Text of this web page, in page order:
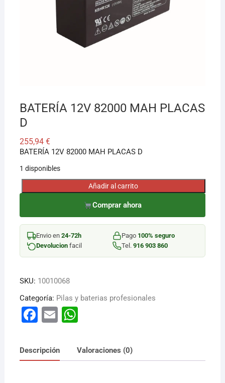
BATERÍA 12V 82000 MAH PLACAS
D
255,94 €
BATERÍA 12V 82000 MAH PLACAS D
1 disponibles
BATERÍA
82000
MAH
PLACAS
Añadir al carrito
Comprar ahora
Envio en 24-72h Pago 100% seguro
Devolucionfacil Tel. 916 903 860
SKU: 10010068
Categoría: Pilas y baterias profesionales
F
c
e
E
ai
l
W
at
s
Descripción Valoraciones (0)
¡Hola! Soy el asesor virtual de Ferretería El Arroyo.
Cuéntame qué necesitas y te ayudo a encontrarlo,
aunque no sepas el nombre exacto